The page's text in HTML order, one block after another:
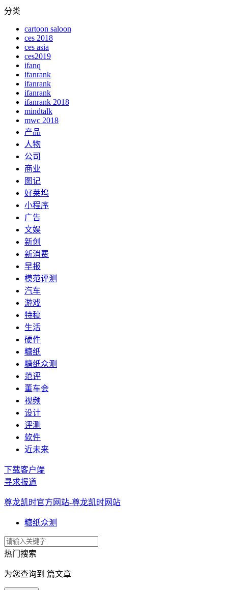
分类
cartoon saloon
ces 2018
ces asia
ces2019
ifanq
ifanrank
ifanrank
ifanrank
ifanrank 2018
mindtalk
mwc 2018
产品
人物
公司
商业
图记
好莱坞
小程序
广告
文娱
新创
新消费
早报
模范评测
汽车
游戏
特稿
生活
硬件
糖纸
糖纸众测
范评
董车会
视频
设计
评测
软件
近未来
下载客户端
寻求报道
尊龙凯时官方网站-尊龙凯时网站
糖纸众测
热门搜索
为您查询到 篇文章